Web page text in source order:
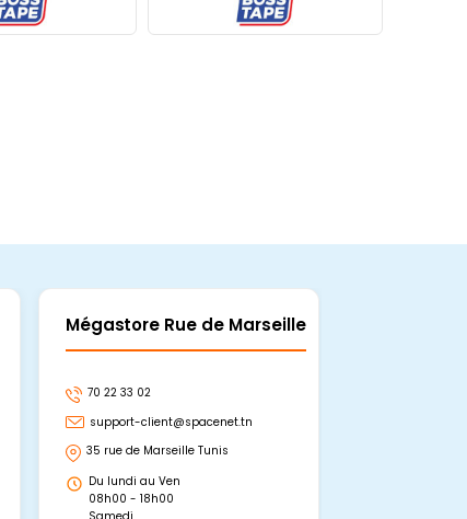
Mégastore Rue de Marseille
70 22 33 02
support-client@spacenet.tn
35 rue de Marseille Tunis
Du lundi au Ven
08h00 - 18h00